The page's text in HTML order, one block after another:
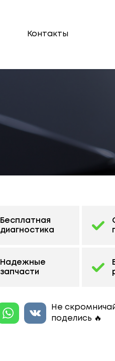
Контакты
Бесплатная
диагностика
Надежные
запчасти
Не
поделись 🔥